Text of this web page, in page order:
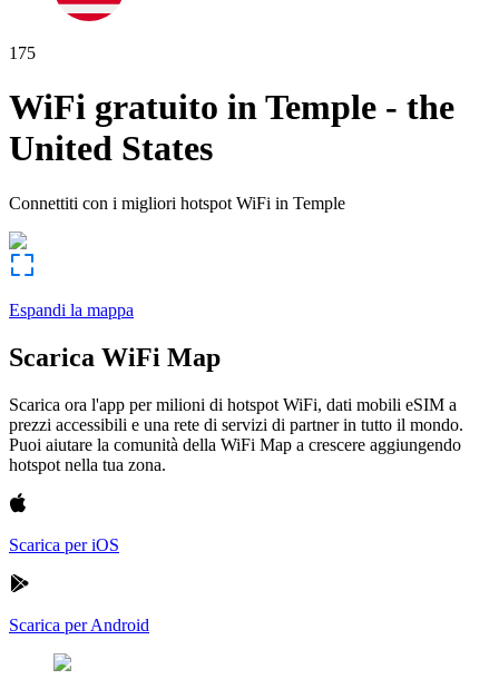
175
WiFi gratuito inTemple - the
United States
Connettiti con i migliori hotspot WiFi in Temple
Espandi la mappa
Scarica WiFi Map
Scarica ora l'app per milioni di hotspot WiFi, dati mobili eSIM a
prezzi accessibili e una rete di servizi di partner in tutto il mondo.
Puoi aiutare la comunità della WiFi Map a crescere aggiungendo
hotspot nella tua zona.
Scarica per iOS
Scarica per Android